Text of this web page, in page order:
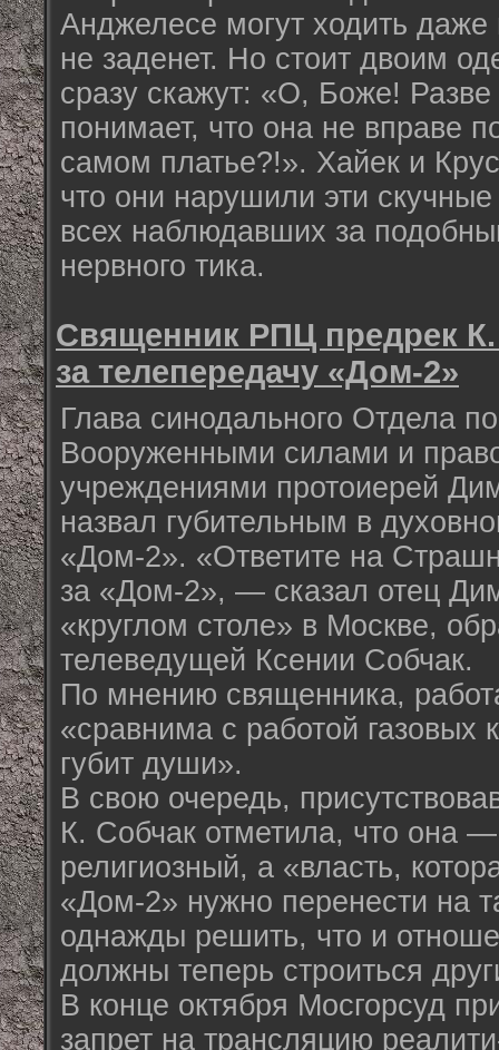
Анджелесе могут ходить даже
не заденет. Но стоит двоим
сразу скажут: «О, Боже!
понимает, что она не вправе
самом платье?!». Хайек и
что они нарушили эти
всех наблюдавших за
нервного тика.
Священник РПЦ предрек
за телепередачу «Дом-2»
Глава синодального Отдела
Вооруженными силами и
учреждениями протоиерей
назвал губительным в
«Дом-2». «Ответите на
за «Дом-2», — сказал отец
«круглом столе» в Москве,
телеведущей Ксении Собчак.
По мнению священника,
«сравнима с работой газовых
губит души».
В свою очередь,
К. Собчак отметила, что она
религиозный, а «власть,
«Дом-2» нужно перенести на
однажды решить, что и
должны теперь строиться
В конце октября Мосгорсуд
запрет на трансляцию